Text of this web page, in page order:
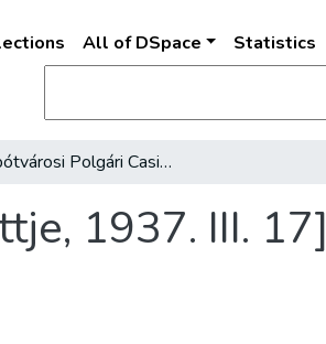
All of DSpace Statistics
[A Lipótvárosi Polgári Casinó bankettje, 1937. III. 17]
1937. III. 17]